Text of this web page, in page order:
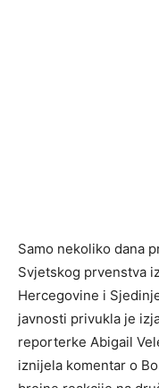
Samo nekoliko dana
Svjetskog prvenstva
Hercegovine i
javnosti privukla je
reporterke Abigail
iznijela komentar o